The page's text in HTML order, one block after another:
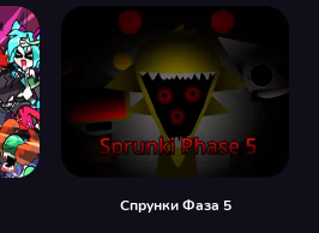
Спрунки Фаза 5